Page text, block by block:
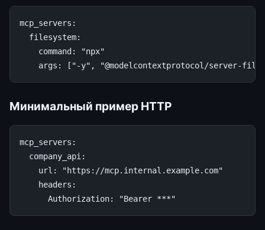
mcp_servers :
filesystem:
command :
"npx"
args : [ "-y" , "@modelcontextprotocol/server-
Минимальный пример HTTP
mcp_servers :
company_api :
url :
"https://mcp.internal.example.com"
headers :
Authorization: "Bearer ***"